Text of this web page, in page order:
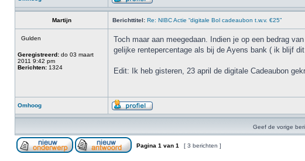
Martijn Berichttitel: Re: NIBC Actie “digitale Bol cadeaubon t.w.v. €25”
Gulden
Geregistreerd: do 03 maart
2011 9:42 pm
Berichten: 1324
Toch maar aan meegedaan. Indien je op een bedrag
gelijke rentepercentage als bij de Ayens bank ( ik blijf
Edit: Ik heb gisteren, 23 april de digitale Cadeaubon
Omhoog
Geef de vorige
Pagina 1 van 1 [ 3 berichten ]